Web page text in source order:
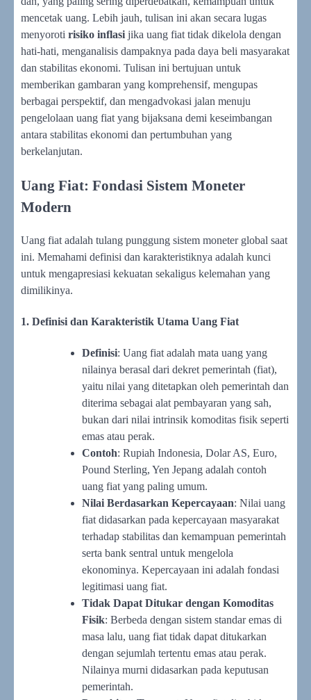
mencetak uang. Lebih jauh, tulisan ini akan secara lugas
menyoroti risiko inflasi jika uang fiat tidak dikelola dengan
hati-hati, menganalisis dampaknya pada daya beli masyarakat
dan stabilitas ekonomi. Tulisan ini bertujuan untuk
memberikan gambaran yang komprehensif, mengupas
berbagai perspektif, dan mengadvokasi jalan menuju
pengelolaan uang fiat yang bijaksana demi keseimbangan
antara stabilitas ekonomi dan pertumbuhan yang
berkelanjutan.
Uang Fiat: Fondasi Sistem Moneter
Modern
Uang fiat adalah tulang punggung sistem moneter global saat
ini. Memahami definisi dan karakteristiknya adalah kunci
untuk mengapresiasi kekuatan sekaligus kelemahan yang
dimilikinya.
1. Definisi dan Karakteristik Utama Uang Fiat
Definisi: Uang fiat adalah mata uang yang
nilainya berasal dari dekret pemerintah (fiat),
yaitu nilai yang ditetapkan oleh pemerintah dan
diterima sebagai alat pembayaran yang sah,
bukan dari nilai intrinsik komoditas fisik seperti
emas atau perak.
Contoh: Rupiah Indonesia, Dolar AS, Euro,
Pound Sterling, Yen Jepang adalah contoh
uang fiat yang paling umum.
Nilai Berdasarkan Kepercayaan: Nilai uang
fiat didasarkan pada kepercayaan masyarakat
terhadap stabilitas dan kemampuan pemerintah
serta bank sentral untuk mengelola
ekonominya. Kepercayaan ini adalah fondasi
legitimasi uang fiat.
Tidak Dapat Ditukar dengan Komoditas
Fisik: Berbeda dengan sistem standar emas di
masa lalu, uang fiat tidak dapat ditukarkan
dengan sejumlah tertentu emas atau perak.
Nilainya murni didasarkan pada keputusan
pemerintah.